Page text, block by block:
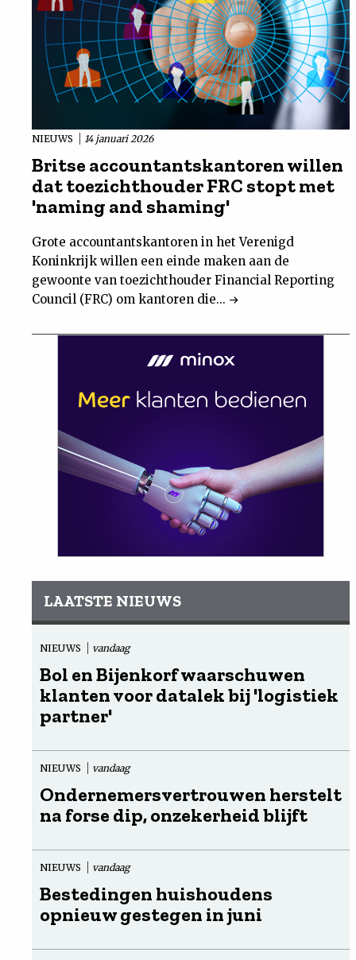
NIEUWS 14 januari 2026
Britse accountantskantoren willen
dat toezichthouder FRC stopt met
'naming and shaming'
Grote accountantskantoren in het Verenigd
Koninkrijk willen een einde maken aan de
gewoonte van toezichthouder Financial Reporting
Council (FRC) om kantoren die...
LAATSTE NIEUWS
NIEUWS vandaag
Bol en Bijenkorf waarschuwen
klanten voor datalek bij 'logistiek
partner'
NIEUWS vandaag
Ondernemersvertrouwen herstelt
na forse dip, onzekerheid blijft
NIEUWS vandaag
Bestedingen huishoudens
opnieuw gestegen in juni